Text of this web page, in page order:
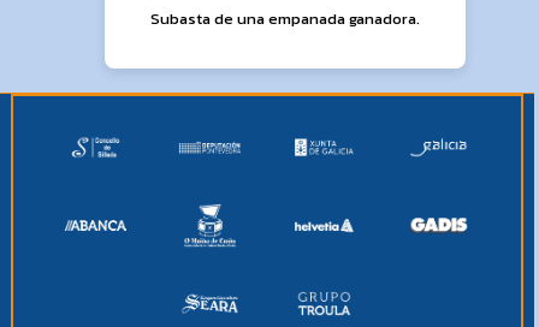
Subasta de una empanada ganadora.